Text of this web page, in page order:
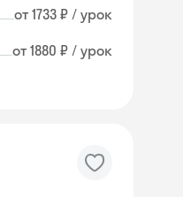
от 1733 ₽ / урок
от 1880 ₽ / урок